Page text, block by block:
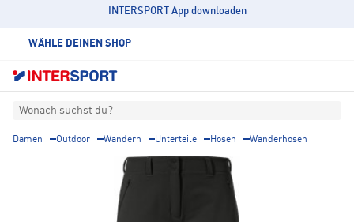
INTERSPORT App downloaden
WÄHLE DEINEN SHOP
Wonach suchst du?
Damen Outdoor Wandern Unterteile Hosen Wanderhosen